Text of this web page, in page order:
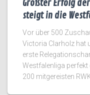
Größter Erfolg
steigt in die
Vor über 500
Victoria Clarholz hat
erste
Westfalenliga
200 mitgereisten